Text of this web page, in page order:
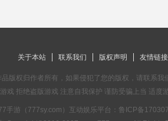
关于本站 联系我们 版权声明 友情链接
品版权归作者所有，如果侵犯了您的版权，请联系我
戏 拒绝盗版游戏 注意自我保护 谨防受骗上当 适度
手游（777sy.com）互动娱乐平台： 鲁ICP备